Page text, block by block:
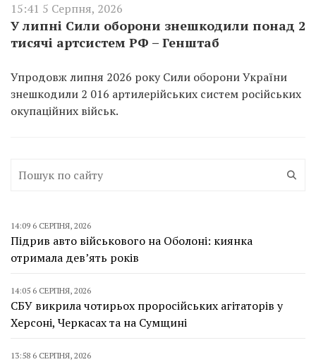
15:41 5 Серпня, 2026
У липні Сили оборони знешкодили понад 2
тисячі артсистем РФ – Генштаб
Упродовж липня 2026 року Сили оборони України
знешкодили 2 016 артилерійських систем російських
окупаційних військ.
14:09 6 СЕРПНЯ, 2026
Підрив авто військового на Оболоні: киянка
отримала дев’ять років
14:05 6 СЕРПНЯ, 2026
СБУ викрила чотирьох проросійських агітаторів у
Херсоні, Черкасах та на Сумщині
13:58 6 СЕРПНЯ, 2026